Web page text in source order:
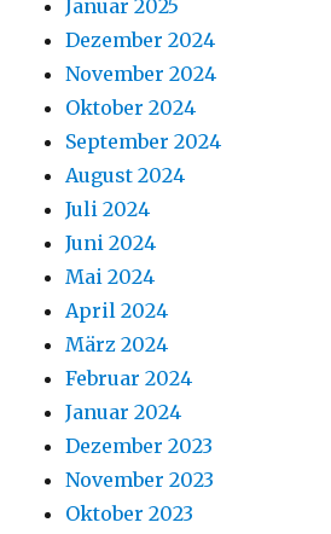
Januar 2025
Dezember 2024
November 2024
Oktober 2024
September 2024
August 2024
Juli 2024
Juni 2024
Mai 2024
April 2024
März 2024
Februar 2024
Januar 2024
Dezember 2023
November 2023
Oktober 2023